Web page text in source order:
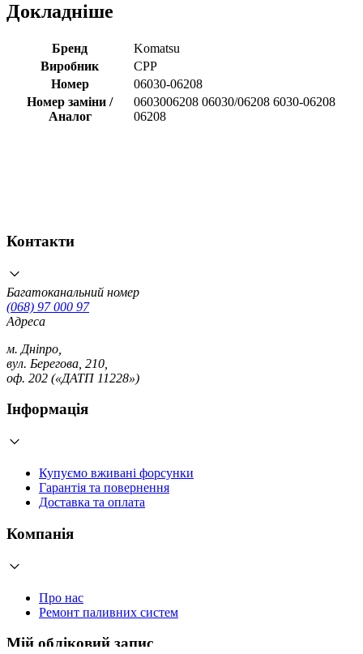
Докладніше
Бренд
Komatsu
Виробник
CPP
Номер
06030-06208
Номер заміни /
Аналог
0603006208 06030/06208 6030-06208
06208
Контакти
Багатоканальний номер
(068) 97 000 97
Адреса
м. Дніпро,
вул. Берегова, 210,
оф. 202 («ДАТП 11228»)
Інформація
Купуємо вживані форсунки
Гарантія та повернення
Доставка та оплата
Компанія
Про нас
Ремонт паливних систем
Мій обліковий запис